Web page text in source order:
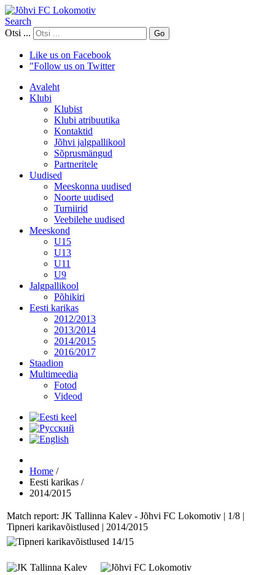
Search
Otsi ...
Go
Like us on Facebook
"Follow us on Twitter
Avaleht
Klubi
Klubist
Klubi atribuutika
Kontaktid
Jõhvi jalgpallikool
Sõprusmängud
Partneritele
Uudised
Meeskonna uudised
Noorte uudised
Turniirid
Veebilehe uudised
Meeskond
U15
U13
U11
U9
Jalgpallikool
Põhikiri
Eesti karikas
2012/2013
2013/2014
2014/2015
2016/2017
Staadion
Multimeedia
Fotod
Videod
Home /
Eesti karikas /
2014/2015
Match report: JK Tallinna Kalev - Jõhvi FC Lokomotiv | 1/8 |
Tipneri karikavõistlused | 2014/2015